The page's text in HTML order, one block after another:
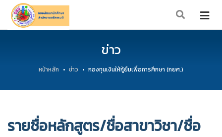
ข่าว
หน้าหลัก ข่าว กองทุนเงินให้กู้ยืมเพื่อการศึกษา (กยศ.)
รายชื่อหลักสูตร/ชื่อสาขาวิชา/ชื่อ